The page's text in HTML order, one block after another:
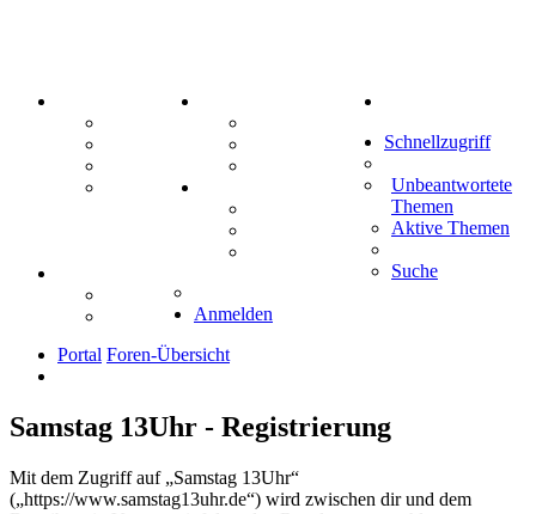
Mastodon
Treffenübersicht
Zitatesammlung
Schiffe versenken
Tipprunde
Comunio
Schnellzugriff
Unbeantwortete
Themen
Aktive Themen
Suche
Anmelden
Portal Foren-Übersicht
Samstag 13Uhr - Registrierung
Mit dem Zugriff auf „Samstag 13Uhr“
(„https://www.samstag13uhr.de“) wird zwischen dir und dem